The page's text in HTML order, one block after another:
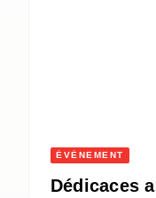
ÉVÈNEMENT
Dédicaces